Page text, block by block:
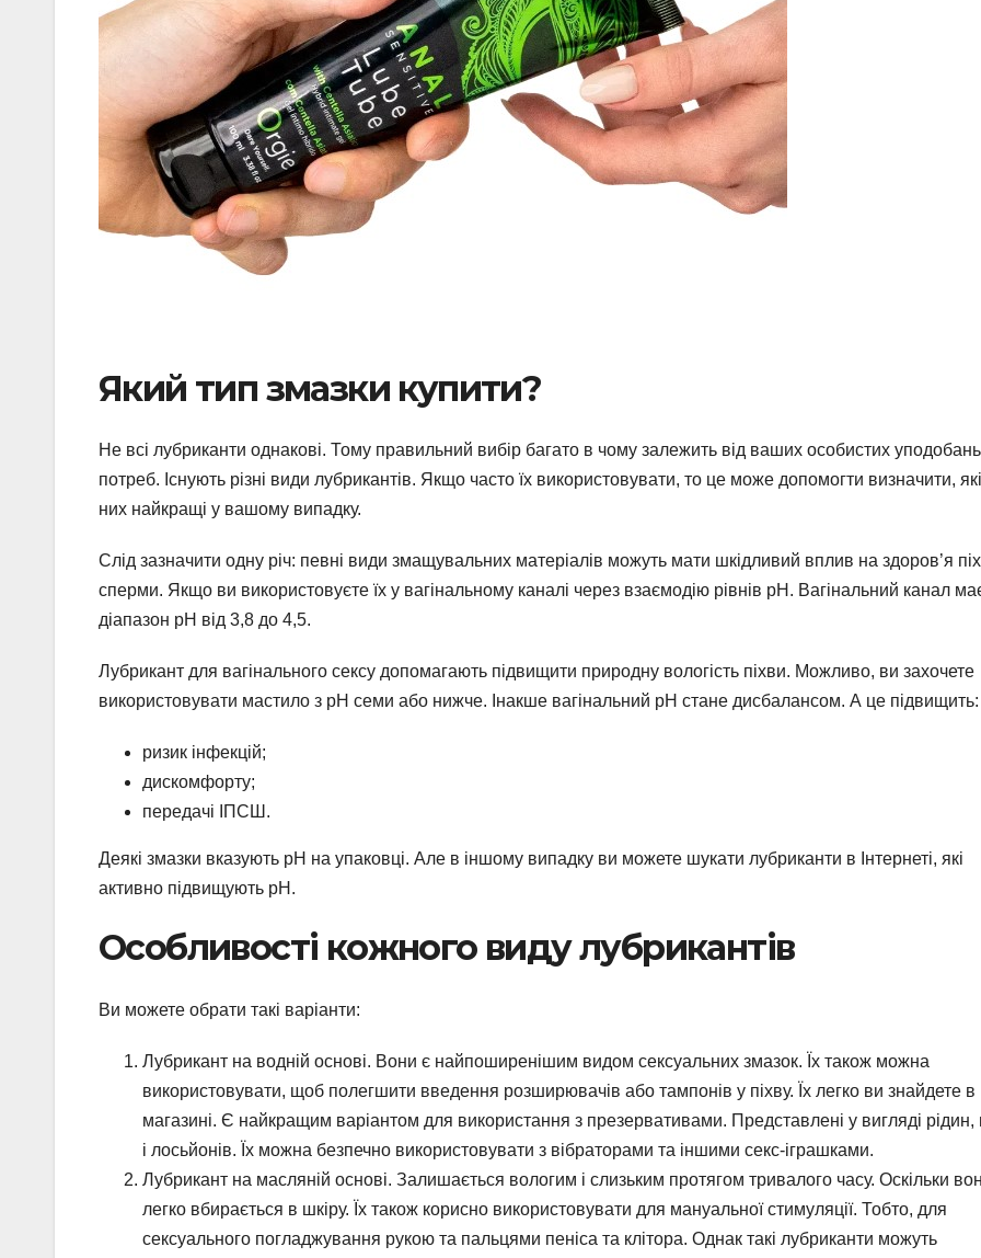
Який тип змазки купити?
Не всі лубриканти однакові. Тому правильний вибір багато в чому залежить від ваших особистих уподобань
потреб. Існують різні види лубрикантів. Якщо часто їх використовувати, то це може допомогти визначити,
них найкращі у вашому випадку.
Слід зазначити одну річ: певні види змащувальних матеріалів можуть мати шкідливий вплив на здоров’я
сперми. Якщо ви використовуєте їх у вагінальному каналі через взаємодію рівнів pH. Вагінальний канал
діапазон рН від 3,8 до 4,5.
Лубрикант для вагінального сексу допомагають підвищити природну вологість піхви. Можливо, ви захочете
використовувати мастило з рН семи або нижче. Інакше вагінальний рН стане дисбалансом. А це підвищить:
ризик інфекцій;
дискомфорту;
передачі ІПСШ.
Деякі змазки вказують рН на упаковці. Але в іншому випадку ви можете шукати лубриканти в Інтернеті, які
активно підвищують рН.
Особливості кожного виду лубрикантів
Ви можете обрати такі варіанти:
Лубрикант на водній основі. Вони є найпоширенішим видом сексуальних змазок. Їх також можна
використовувати, щоб полегшити введення розширювачів або тампонів у піхву. Їх легко ви знайдете в
магазині. Є найкращим варіантом для використання з презервативами. Представлені у вигляді рідин,
і лосьйонів. Їх можна безпечно використовувати з вібраторами та іншими секс-іграшками.
Лубрикант на масляній основі. Залишається вологим і слизьким протягом тривалого часу. Оскільки
легко вбирається в шкіру. Їх також корисно використовувати для мануальної стимуляції. Тобто, для
сексуального погладжування рукою та пальцями пеніса та клітора. Однак такі лубриканти можуть